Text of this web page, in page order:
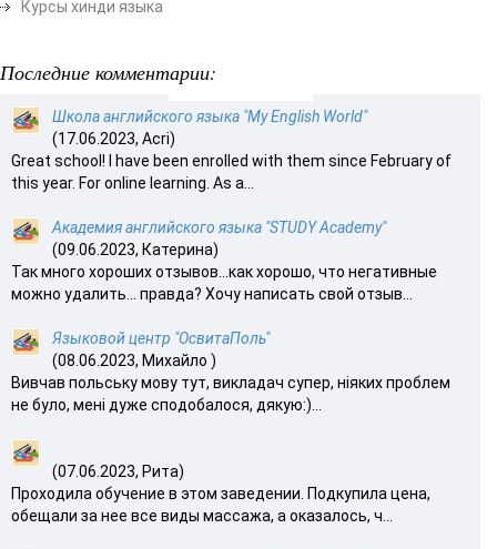
Курсы хинди языка
Последние комментарии:
Школа английского языка "My English World"
(17.06.2023, Acri)
Great school! I have been enrolled with them since February of
this year. For online learning. As a...
Академия английского языка "STUDY Academy"
(09.06.2023, Катерина)
Так много хороших отзывов…как хорошо, что негативные
можно удалить… правда? Хочу написать свой отзыв...
Языковой центр "ОсвитаПоль"
(08.06.2023, Михайло )
Вивчав польську мову тут, викладач супер, ніяких проблем
не було, мені дуже сподобалося, дякую:)...
(07.06.2023, Рита)
Проходила обучение в этом заведении. Подкупила цена,
обещали за нее все виды массажа, а оказалось, ч...